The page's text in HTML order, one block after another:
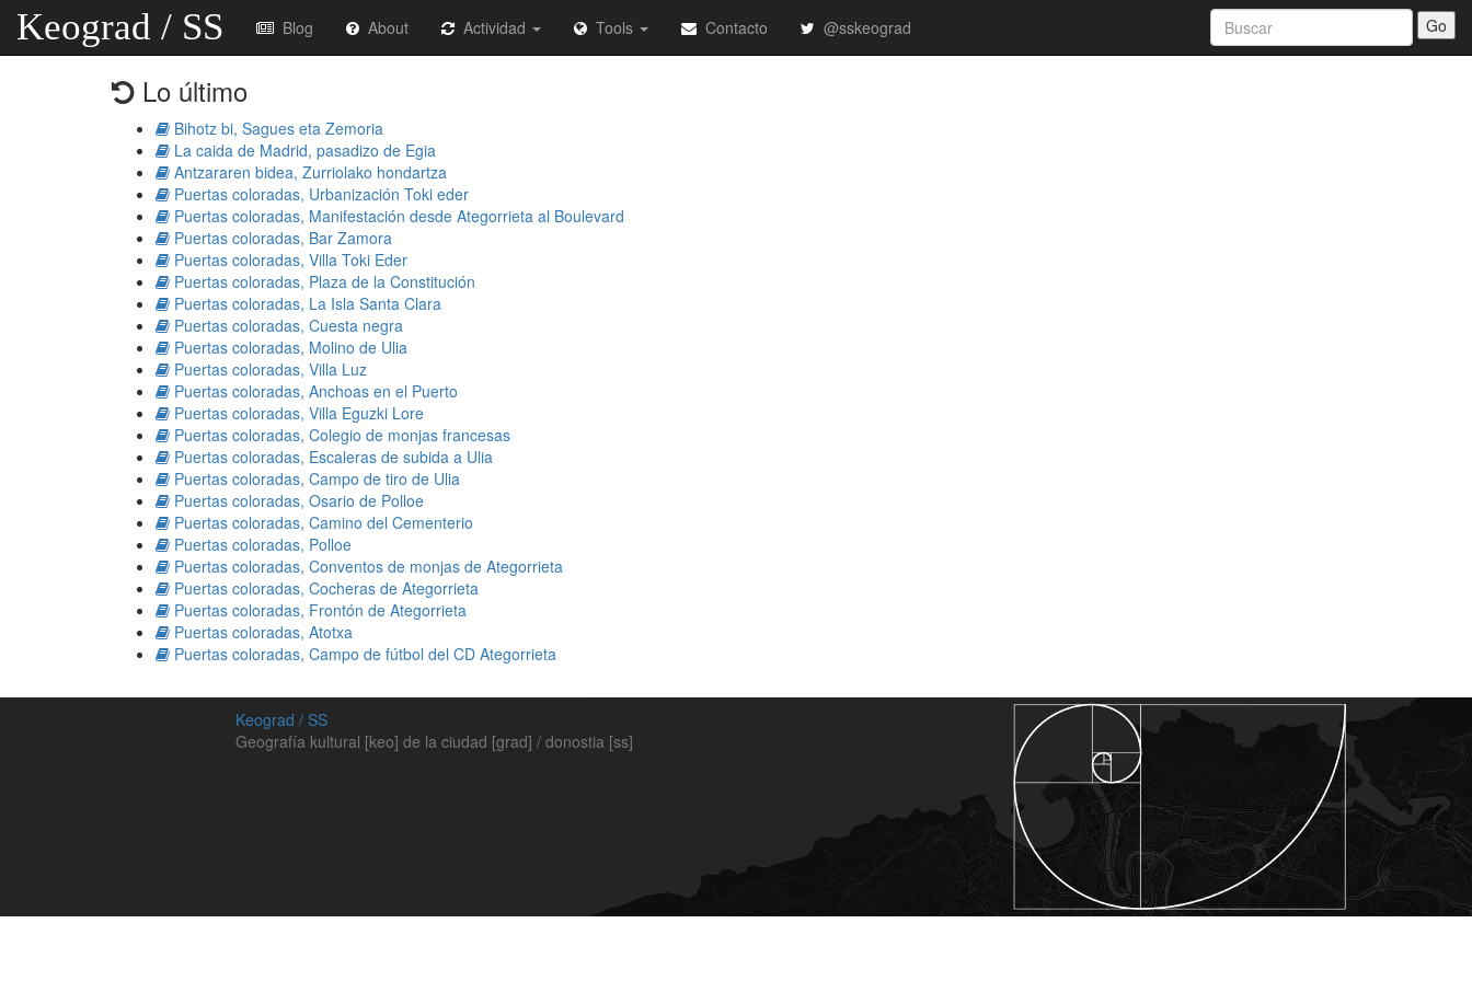
Keograd / SS Blog About Actividad Tools Contacto @sskeograd
Lo último
Bihotz bi, Sagues eta Zemoria
La caida de Madrid, pasadizo de Egia
Antzararen bidea, Zurriolako hondartza
Puertas coloradas, Urbanización Toki eder
Puertas coloradas, Manifestación desde Ategorrieta al Boulevard
Puertas coloradas, Bar Zamora
Puertas coloradas, Villa Toki Eder
Puertas coloradas, Plaza de la Constitución
Puertas coloradas, La Isla Santa Clara
Puertas coloradas, Cuesta negra
Puertas coloradas, Molino de Ulia
Puertas coloradas, Villa Luz
Puertas coloradas, Anchoas en el Puerto
Puertas coloradas, Villa Eguzki Lore
Puertas coloradas, Colegio de monjas francesas
Puertas coloradas, Escaleras de subida a Ulia
Puertas coloradas, Campo de tiro de Ulia
Puertas coloradas, Osario de Polloe
Puertas coloradas, Camino del Cementerio
Puertas coloradas, Polloe
Puertas coloradas, Conventos de monjas de Ategorrieta
Puertas coloradas, Cocheras de Ategorrieta
Puertas coloradas, Frontón de Ategorrieta
Puertas coloradas, Atotxa
Puertas coloradas, Campo de fútbol del CD Ategorrieta
Keograd / SS
Geografía kultural [keo] de la ciudad [grad] / donostia [ss]